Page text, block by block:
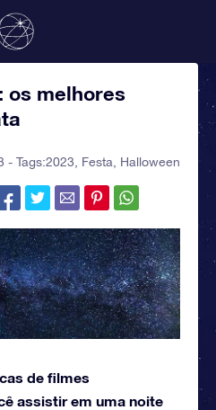
os melhores
- Tags:2023 Festa Halloween
de filmes
assistir em uma noite